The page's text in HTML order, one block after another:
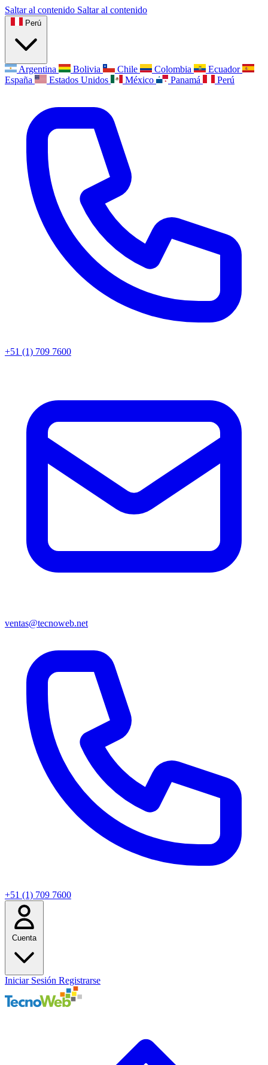
Saltar al contenido Saltar al contenido
Perú
Argentina Bolivia Chile Colombia
Ecuador
España
Estados Unidos México Panamá Perú
+51 (1) 709 7600
ventas@tecnoweb.net
+51 (1) 709 7600
Cuenta
Iniciar Sesión Registrarse